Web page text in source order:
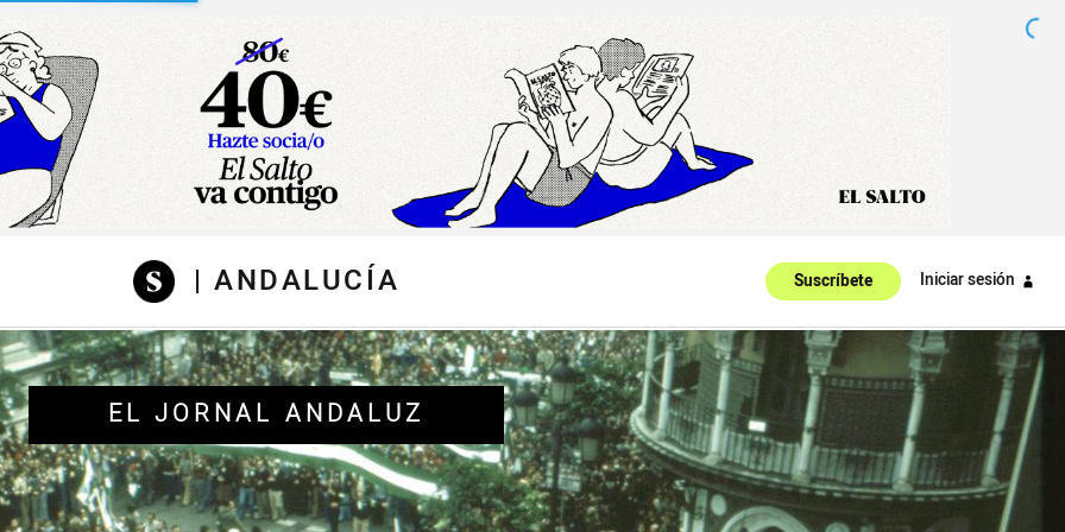
| ANDALUCÍA Suscríbete Iniciar sesión
EL JORNAL ANDALUZ